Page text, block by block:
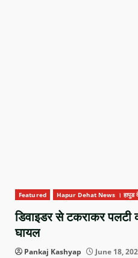
Featured Hapur Dehat News । हापुड
डिवाइडर से टकराकर पलटी
घायल
Pankaj Kashyap June 18,